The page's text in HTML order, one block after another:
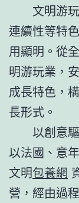
文明游
連續性等特
用顯明。從
明游玩業，
成長特色，
長形式。
以創意
以法國、意
文明包養網
營，經由過